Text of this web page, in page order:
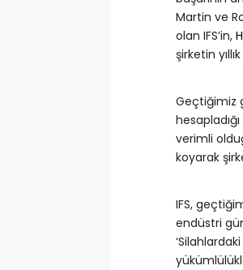
Martin ve
olan IFS’in,
şirketin
Geçtiğimiz
verimli
koyarak
IFS,
endüstri